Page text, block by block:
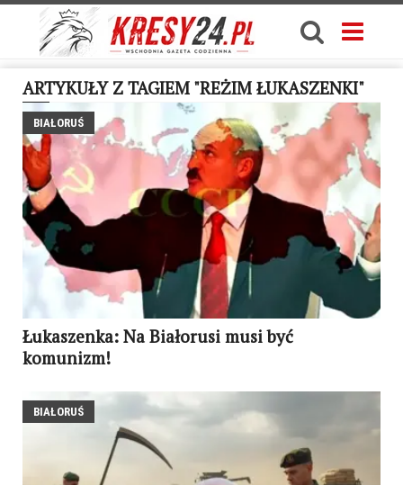
ARTYKUŁY Z TAGIEM "REŻIM ŁUKASZENKI"
BIAŁORUŚ
Łukaszenka: Na Białorusi musi być
komunizm!
BIAŁORUŚ